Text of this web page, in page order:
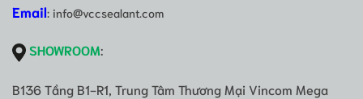
Email: info@vccsealant.com
SHOWROOM:
B136 Tầng B1-R1, Trung Tâm Thương Mại Vincom Mega